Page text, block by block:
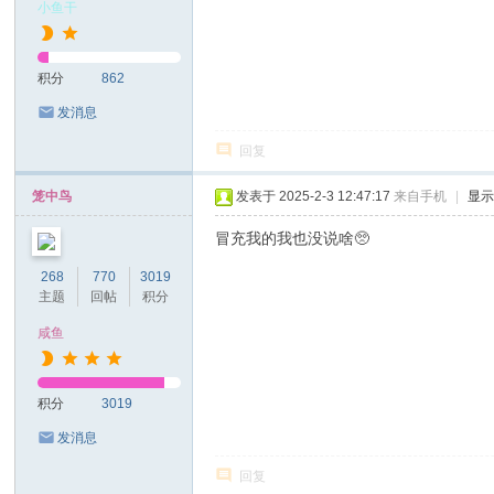
小鱼干
积分 862
发消息
回复
笼中鸟
268
主题
770
回帖
3019
积分
咸鱼
积分 3019
发消息
发表于 2025-2-3 12:47:17 来自手机 显
冒充我的我也没说啥🥺
回复